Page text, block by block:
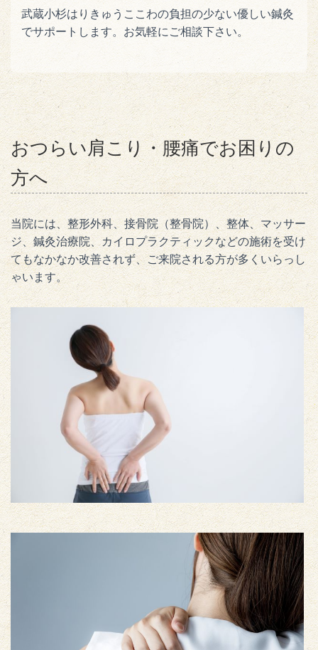
武蔵小杉はりきゅうここわの負担の少ない優しい鍼灸
でサポートします。お気軽にご相談下さい。
おつらい肩こり・腰痛でお困りの
方へ
当院には、整形外科、接骨院（整骨院）、整体、マッサー
ジ、鍼灸治療院、カイロプラクティックなどの施術を受け
てもなかなか改善されず、ご来院される方が多くいらっし
ゃいます。